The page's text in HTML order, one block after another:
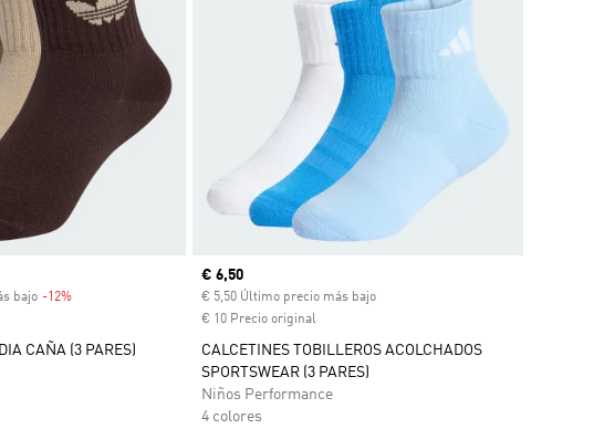
bajo -12%
CAÑA (3 PARES)
Precio actual
€ 6,50
€ 5,50 Último precio más bajo
€ 10 Precio original
CALCETINES TOBILLEROS ACOLCHADOS
SPORTSWEAR (3 PARES)
Niños Performance
4 colores